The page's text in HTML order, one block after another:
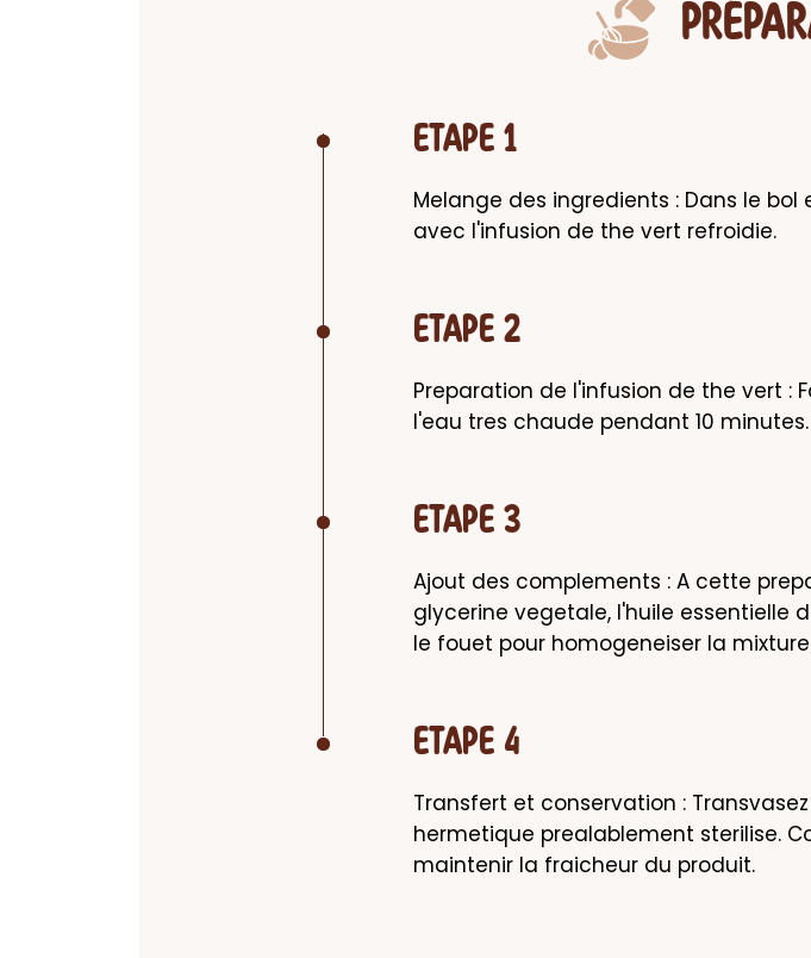
ETAPE 1
Melange des ingredients : Dans le
avec l'infusion de the vert refroidie.
ETAPE 2
Preparation de l'infusion de the vert :
l'eau tres chaude pendant 10
ETAPE 3
Ajout des complements : A cette
glycerine vegetale, l'huile essentielle
le fouet pour homogeneiser la
ETAPE 4
Transfert et conservation :
hermetique prealablement sterilise.
maintenir la fraicheur du produit.